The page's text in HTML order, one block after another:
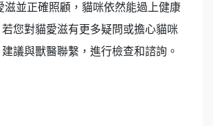
滋並正確照顧，貓咪依然能過上健康
您對貓愛滋有更多疑問或擔心貓咪
議與獸醫聯繫，進行檢查和諮詢。